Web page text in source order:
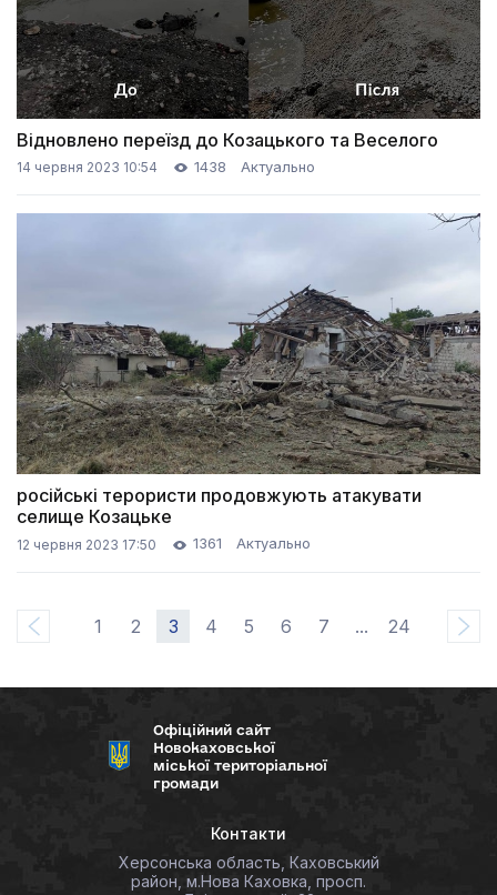
Відновлено переїзд до Козацького та Веселого
14 червня 2023 10:54 1438 Актуально
російські терористи продовжують атакувати
селище Козацьке
12 червня 2023 17:50 1361 Актуально
1 2 3 4 5 6 7 ... 24
Офіційний сайт
Новокаховської
міської територіальної
громади
Контакти
Херсонська область, Каховський
район, м.Нова Каховка, просп.